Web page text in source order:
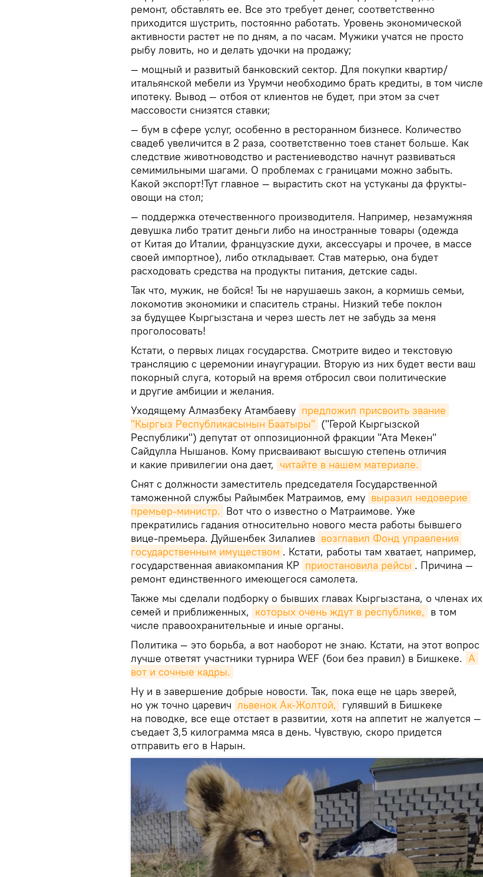
ремонт, обставлять ее. Все это требует денег, соответственно
приходится шустрить, постоянно работать. Уровень экономической
активности растет не по дням, а по часам. Мужики учатся не просто
рыбу ловить, но и делать удочки на продажу;
— мощный и развитый банковский сектор. Для покупки квартир/
итальянской мебели из Урумчи необходимо брать кредиты, в том числе
ипотеку. Вывод — отбоя от клиентов не будет, при этом за счет
массовости снизятся ставки;
— бум в сфере услуг, особенно в ресторанном бизнесе. Количество
свадеб увеличится в 2 раза, соответственно тоев станет больше. Как
следствие животноводство и растениеводство начнут развиваться
семимильными шагами. О проблемах с границами можно забыть.
Какой экспорт!Тут главное — вырастить скот на устуканы да фрукты-
овощи на стол;
— поддержка отечественного производителя. Например, незамужняя
девушка либо тратит деньги либо на иностранные товары (одежда
от Китая до Италии, французские духи, аксессуары и прочее, в массе
своей импортное), либо откладывает. Став матерью, она будет
расходовать средства на продукты питания, детские сады.
Так что, мужик, не бойся! Ты не нарушаешь закон, а кормишь семьи,
локомотив экономики и спаситель страны. Низкий тебе поклон
за будущее Кыргызстана и через шесть лет не забудь за меня
проголосовать!
Кстати, о первых лицах государства. Смотрите видео и текстовую
трансляцию с церемонии инаугурации. Вторую из них будет вести ваш
покорный слуга, который на время отбросил свои политические
и другие амбиции и желания.
Уходящему Алмазбеку Атамбаеву предложил присвоить звание
"Кыргыз Республикасынын Баатыры" ("Герой Кыргызской
Республики") депутат от оппозиционной фракции "Ата Мекен"
Сайдулла Нышанов. Кому присваивают высшую степень отличия
и какие привилегии она дает, читайте в нашем материале.
Снят с должности заместитель председателя Государственной
таможенной службы Райымбек Матраимов, ему выразил недоверие
премьер-министр. Вот что о известно о Матраимове. Уже
прекратились гадания относительно нового места работы бывшего
вице-премьера. Дуйшенбек Зилалиев возглавил Фонд управления
государственным имуществом . Кстати, работы там хватает, например,
государственная авиакомпания КР приостановила рейсы . Причина —
ремонт единственного имеющегося самолета.
Также мы сделали подборку о бывших главах Кыргызстана, о членах их
семей и приближенных, которых очень ждут в республике, в том
числе правоохранительные и иные органы.
Политика — это борьба, а вот наоборот не знаю. Кстати, на этот вопрос
лучше ответят участники турнира WEF (бои без правил) в Бишкеке. А
вот и сочные кадры.
Ну и в завершение добрые новости. Так, пока еще не царь зверей,
но уж точно царевич львенок Ак-Жолтой, гулявший в Бишкеке
на поводке, все еще отстает в развитии, хотя на аппетит не жалуется —
съедает 3,5 килограмма мяса в день. Чувствую, скоро придется
отправить его в Нарын.